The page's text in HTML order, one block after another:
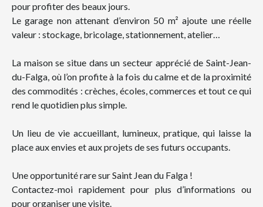
pour profiter des beaux jours.
Le garage non attenant d’environ 50 m² ajoute une réelle
valeur : stockage, bricolage, stationnement, atelier…
La maison se situe dans un secteur apprécié de Saint-Jean-
du-Falga, où l’on profite à la fois du calme et de la proximité
des commodités : crèches, écoles, commerces et tout ce qui
rend le quotidien plus simple.
Un lieu de vie accueillant, lumineux, pratique, qui laisse la
place aux envies et aux projets de ses futurs occupants.
Une opportunité rare sur Saint Jean du Falga !
Contactez-moi rapidement pour plus d’informations ou
pour organiser une visite.